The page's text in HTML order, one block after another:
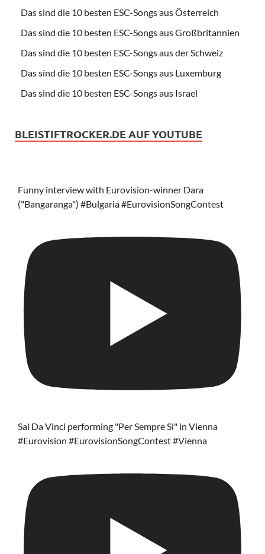
Das sind die 10 besten ESC-Songs aus Österreich
Das sind die 10 besten ESC-Songs aus Großbritannien
Das sind die 10 besten ESC-Songs aus der Schweiz
Das sind die 10 besten ESC-Songs aus Luxemburg
Das sind die 10 besten ESC-Songs aus Israel
BLEISTIFTROCKER.DE AUF YOUTUBE
Funny interview with Eurovision-winner Dara
("Bangaranga") #Bulgaria #EurovisionSongContest
Sal Da Vinci performing "Per Sempre Si" in Vienna
#Eurovision #EurovisionSongContest #Vienna